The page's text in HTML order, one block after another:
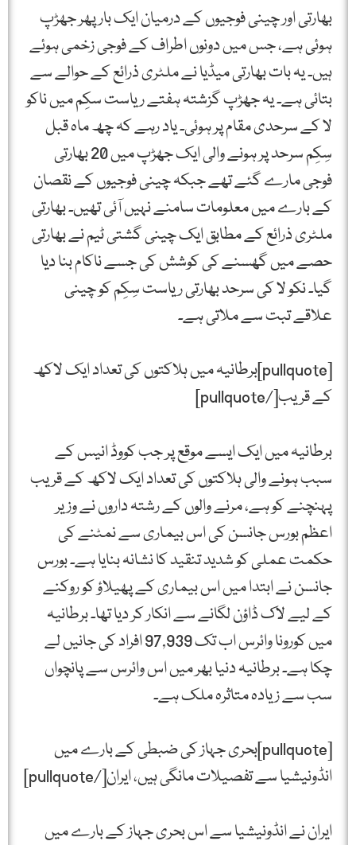
بھارتی اور چینی فوجیوں کے درمیان ایک بار پھر جھڑپ
ہوئی ہے، جس میں دونوں اطراف کے فوجی زخمی ہوئے
ہیں۔ یہ بات بھارتی میڈیا نے ملٹری ذرائع کے حوالے سے
بتائی ہے۔ یہ جھڑپ گزشتہ ہفتے ریاست سکِم میں ناکو
لا کے سرحدی مقام پر ہوئی۔ یاد رہے کہ چھ ماہ قبل
سِکِم سرحد پر ہونے والی ایک جھڑپ میں 20 بھارتی
فوجی مارے گئے تھے جبکہ چینی فوجیوں کے نقصان
کے بارے میں معلومات سامنے نہیں آئی تھیں۔ بھارتی
ملٹری ذرائع کے مطابق ایک چینی گشتی ٹیم نے بھارتی
حصے میں گھسنے کی کوشش کی جسے ناکام بنا دیا
گیا۔ نکو لا کی سرحد بھارتی ریاست سِکِم کو چینی
علاقے تبت سے ملاتی ہے۔
[pullquote]برطانیہ میں ہلاکتوں کی تعداد ایک لاکھ
کے قریب[/pullquote]
برطانیہ میں ایک ایسے موقع پر جب کووڈ انیس کے
سبب ہونے والی ہلاکتوں کی تعداد ایک لاکھ کے قریب
پہنچنے کو ہے، مرنے والوں کے رشتہ داروں نے وزیر
اعظم بورس جانسن کی اس بیماری سے نمٹنے کی
حکمت عملی کو شدید تنقید کا نشانہ بنایا ہے۔ بورس
جانسن نے ابتدا میں اس بیماری کے پھیلاؤ کو روکنے
کے لیے لاک ڈاؤن لگانے سے انکار کر دیا تھا۔ برطانیہ
میں کورونا وائرس اب تک 97,939 افراد کی جانیں لے
چکا ہے۔ برطانیہ دنیا بھر میں اس وائرس سے پانچواں
سب سے زیادہ متاثرہ ملک ہے۔
[pullquote]بحری جہاز کی ضبطی کے بارے میں
انڈونیشیا سے تفصیلات مانگی ہیں، ایران[/pullquote]
ایران نے انڈونیشیا سے اس بحری جہاز کے بارے میں